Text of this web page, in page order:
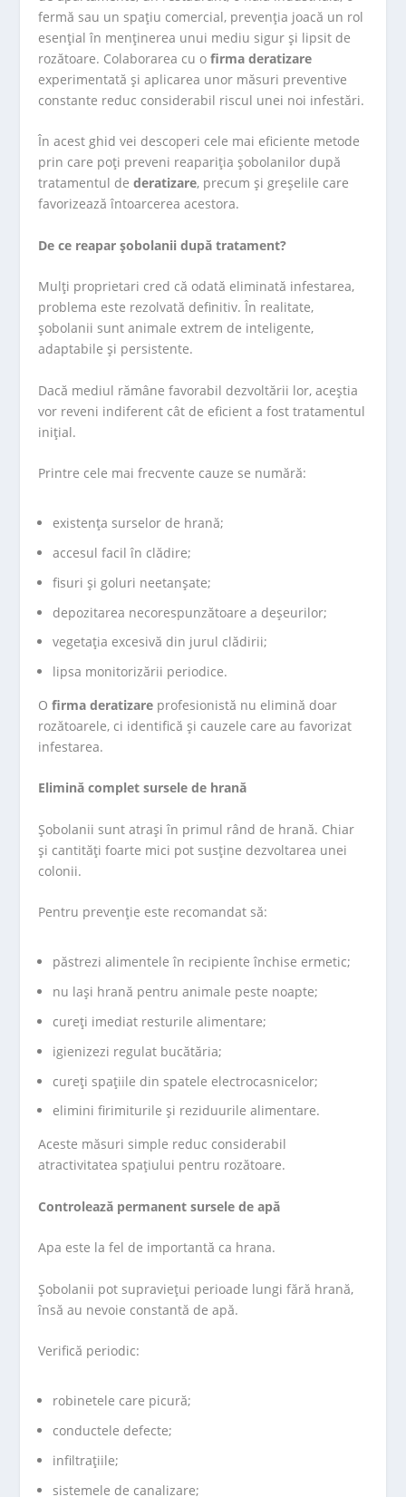
fermă sau un spațiu comercial, prevenția joacă un rol
esențial în menținerea unui mediu sigur și lipsit de
rozătoare. Colaborarea cu ofirma deratizare
experimentată și aplicarea unor măsuri preventive
constante reduc considerabil riscul unei noi infestări.
În acest ghid vei descoperi cele mai eficiente metode
prin care poți preveni reapariția șobolanilor după
tratamentul dederatizare, precum și greșelile care
favorizează întoarcerea acestora.
De ce reapar șobolanii după tratament?
Mulți proprietari cred că odată eliminată infestarea,
problema este rezolvată definitiv. În realitate,
șobolanii sunt animale extrem de inteligente,
adaptabile și persistente.
Dacă mediul rămâne favorabil dezvoltării lor, aceștia
vor reveni indiferent cât de eficient a fost tratamentul
inițial.
Printre cele mai frecvente cauze se numără:
existența surselor de hrană;
accesul facil în clădire;
fisuri și goluri neetanșate;
depozitarea necorespunzătoare a deșeurilor;
vegetația excesivă din jurul clădirii;
lipsa monitorizării periodice.
Ofirma deratizare profesionistă nu elimină doar
rozătoarele, ci identifică și cauzele care au favorizat
infestarea.
Elimină complet sursele de hrană
Șobolanii sunt atrași în primul rând de hrană. Chiar
și cantități foarte mici pot susține dezvoltarea unei
colonii.
Pentru prevenție este recomandat să:
păstrezi alimentele în recipiente închise ermetic;
nu lași hrană pentru animale peste noapte;
cureți imediat resturile alimentare;
igienizezi regulat bucătăria;
cureți spațiile din spatele electrocasnicelor;
elimini firimiturile și reziduurile alimentare.
Aceste măsuri simple reduc considerabil
atractivitatea spațiului pentru rozătoare.
Controlează permanent sursele de apă
Apa este la fel de importantă ca hrana.
Șobolanii pot supraviețui perioade lungi fără hrană,
însă au nevoie constantă de apă.
Verifică periodic:
robinetele care picură;
conductele defecte;
infiltrațiile;
sistemele de canalizare;